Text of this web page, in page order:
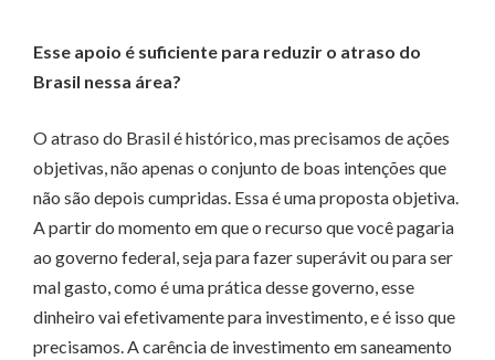
Esse apoio é suficiente para reduzir o atraso do
Brasil nessa área?
O atraso do Brasil é histórico, mas precisamos de ações
objetivas, não apenas o conjunto de boas intenções que
não são depois cumpridas. Essa é uma proposta objetiva.
A partir do momento em que o recurso que você pagaria
ao governo federal, seja para fazer superávit ou para ser
mal gasto, como é uma prática desse governo, esse
dinheiro vai efetivamente para investimento, e é isso que
precisamos. A carência de investimento em saneamento